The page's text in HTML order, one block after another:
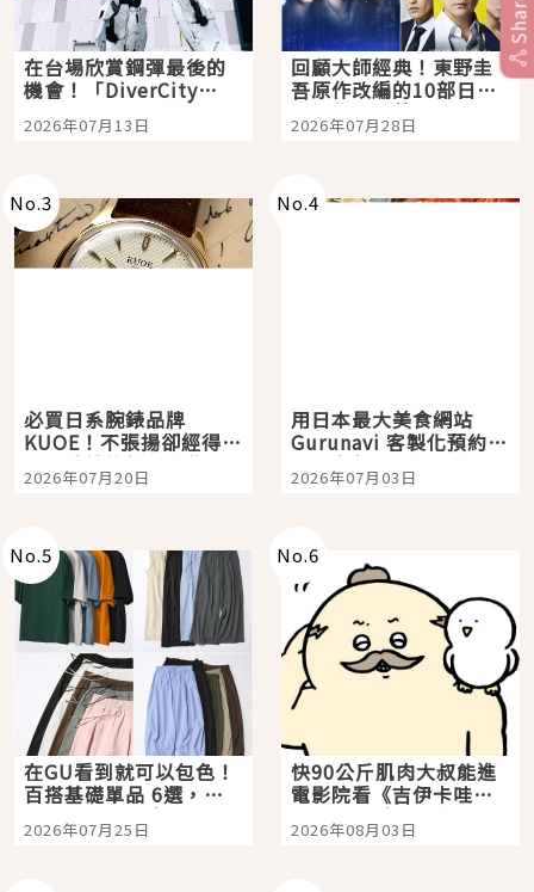
在台場欣賞鋼彈最後的
機會！「DiverCity
Tokyo Plaza」搭船、
購物、美食及夜景，一
2026年07月13日
回顧大師經典！東野圭
吾原作改編的10部日本
影視作品推薦
2026年07月28日
No.3
必買日系腕錶品牌
KUOE！不張揚卻經得起
時間洗鍊的經典之作五
選
2026年07月20日
No.4
用日本最大美食網站
Gurunavi 客製化預約九
大都市餐廳，打造專屬
美食體驗！
2026年07月03日
No.5
在GU看到就可以包色！
百搭基礎單品 6選，閉
眼全收也不心疼
2026年07月25日
No.6
快90公斤肌肉大叔能進
電影院看《吉伊卡哇》
嗎？日本重金屬樂團
「打首」會長與nagano
2026年08月03日
Share